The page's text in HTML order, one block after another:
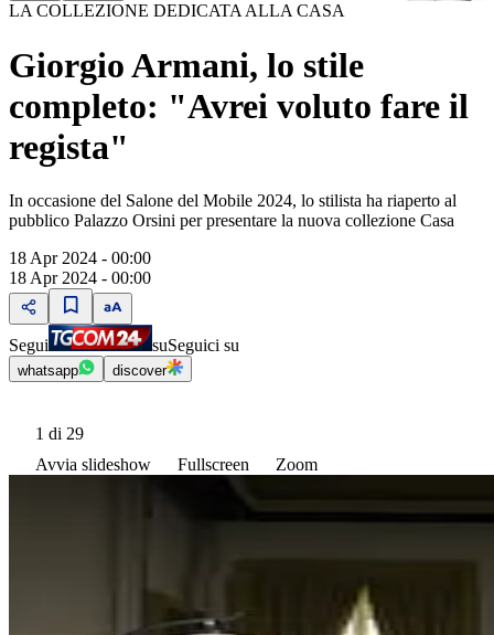
LA COLLEZIONE DEDICATA ALLA CASA
Giorgio Armani, lo stile
completo: "Avrei voluto fare il
regista"
In occasione del Salone del Mobile 2024, lo stilista ha riaperto al
pubblico Palazzo Orsini per presentare la nuova collezione Casa
18 Apr 2024 - 00:00
18 Apr 2024 - 00:00
Segui suSeguici su
whatsapp discover
1 di 29
Avvia slideshow
Fullscreen Zoom